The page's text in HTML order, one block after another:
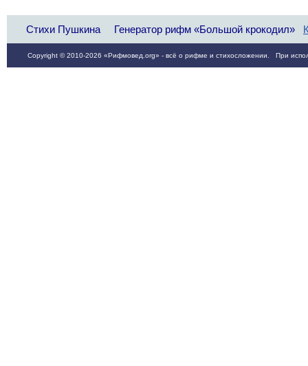
Стихи Пушкина Генератор рифм «Большой крокодил»
Copyright © 2010-2026 «Рифмовед.org» - всё о рифме и стихосложении. При